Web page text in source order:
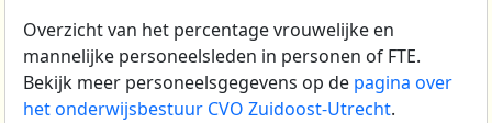
Overzicht van het percentage vrouwelijke en
mannelijke personeelsleden in personen of FTE.
Bekijk meer personeelsgegevens op de pagina over
het onderwijsbestuur CVO Zuidoost-Utrecht.